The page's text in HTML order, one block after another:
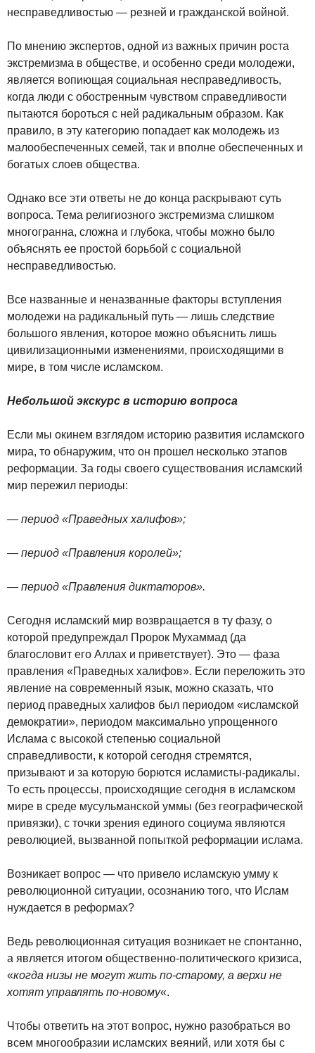
несправедливостью — резней и гражданской войной.
По мнению экспертов, одной из важных причин роста
экстремизма в обществе, и особенно среди молодежи,
является вопиющая социальная несправедливость,
когда люди с обостренным чувством справедливости
пытаются бороться с ней радикальным образом. Как
правило, в эту категорию попадает как молодежь из
малообеспеченных семей, так и вполне обеспеченных и
богатых слоев общества.
Однако все эти ответы не до конца раскрывают суть
вопроса. Тема религиозного экстремизма слишком
многогранна, сложна и глубока, чтобы можно было
объяснять ее простой борьбой с социальной
несправедливостью.
Все названные и неназванные факторы вступления
молодежи на радикальный путь — лишь следствие
большого явления, которое можно объяснить лишь
цивилизационными изменениями, происходящими в
мире, в том числе исламском.
Небольшой экскурс в историю вопроса
Если мы окинем взглядом историю развития исламского
мира, то обнаружим, что он прошел несколько этапов
реформации. За годы своего существования исламский
мир пережил периоды:
— период «Праведных халифов»;
— период «Правления королей»;
— период «Правления диктаторов».
Сегодня исламский мир возвращается в ту фазу, о
которой предупреждал Пророк Мухаммад (да
благословит его Аллах и приветствует). Это — фаза
правления «Праведных халифов». Если переложить это
явление на современный язык, можно сказать, что
период праведных халифов был периодом «исламской
демократии», периодом максимально упрощенного
Ислама с высокой степенью социальной
справедливости, к которой сегодня стремятся,
призывают и за которую борются исламисты-радикалы.
То есть процессы, происходящие сегодня в исламском
мире в среде мусульманской уммы (без географической
привязки), с точки зрения единого социума являются
революцией, вызванной попыткой реформации ислама.
Возникает вопрос — что привело исламскую умму к
революционной ситуации, осознанию того, что Ислам
нуждается в реформах?
Ведь революционная ситуация возникает не спонтанно,
а является итогом общественно-политического кризиса,
«когда низы не могут жить по-старому, а верхи не
хотят управлять по-новому«.
Чтобы ответить на этот вопрос, нужно разобраться во
всем многообразии исламских веяний, или хотя бы с